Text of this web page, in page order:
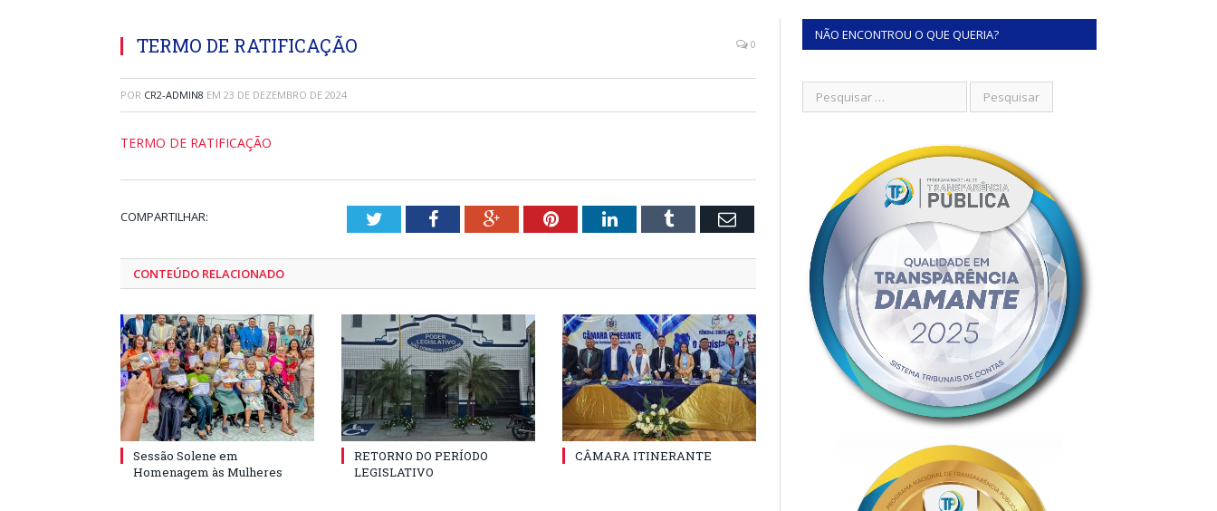
TERMO DE RATIFICAÇÃO 0
POR CR2-ADMIN8 EM 23 DE DEZEMBRO DE 2024
TERMO DE RATIFICAÇÃO
COMPARTILHAR: TwitterFacebookGoogle+PinterestLinkedInTumblr Email
CONTEÚDO RELACIONADO
Sessão Solene em
Homenagem às Mulheres
RETORNO DO PERÍODO
LEGISLATIVO
CÂMARA ITINERANTE
NÃO ENCONTROU O QUE QUERIA?